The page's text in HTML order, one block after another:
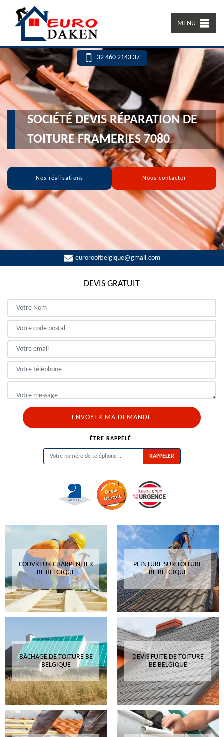
MENU
+32 460 2143 37
SOCIÉTÉ DEVIS RÉPARATION DE
TOITURE FRAMERIES 7080
Nos réalisations Nous contacter
euroroofbelgique@gmail.com
DEVIS GRATUIT
ÊTRE RAPPELÉ
COUVREUR CHARPENTIER
BE BELGIQUE
PEINTURE SUR TOITURE
BE BELGIQUE
BÂCHAGE DE TOITURE BE
BELGIQUE
DEVIS FUITE DE TOITURE
BE BELGIQUE